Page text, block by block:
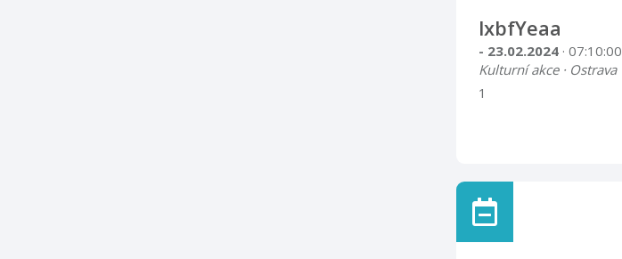
lxbfYeaa
- 23.02.2024 · 07:10:00
Kulturní akce · Ostrava
1